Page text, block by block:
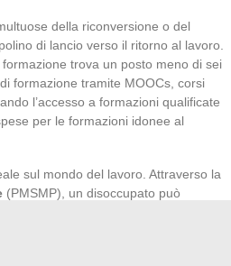
della riconversione o del
di lancio verso il ritorno al lavoro.
trova un posto meno di sei
formazione tramite MOOCs, corsi
l’accesso a formazioni qualificate
per le formazioni idonee al
sul mondo del lavoro. Attraverso la
(PMSMP), un disoccupato può